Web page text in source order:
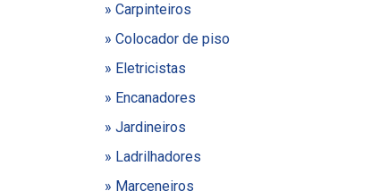
» Carpinteiros
» Colocador de piso
» Eletricistas
» Encanadores
» Jardineiros
» Ladrilhadores
» Marceneiros